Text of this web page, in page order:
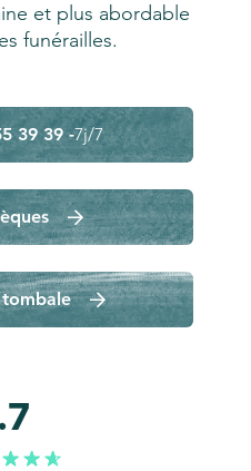
et plus abordable
funérailles.
39 39 -7j/7